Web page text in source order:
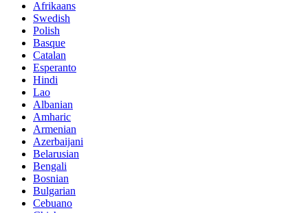
Afrikaans
Swedish
Polish
Basque
Catalan
Esperanto
Hindi
Lao
Albanian
Amharic
Armenian
Azerbaijani
Belarusian
Bengali
Bosnian
Bulgarian
Cebuano